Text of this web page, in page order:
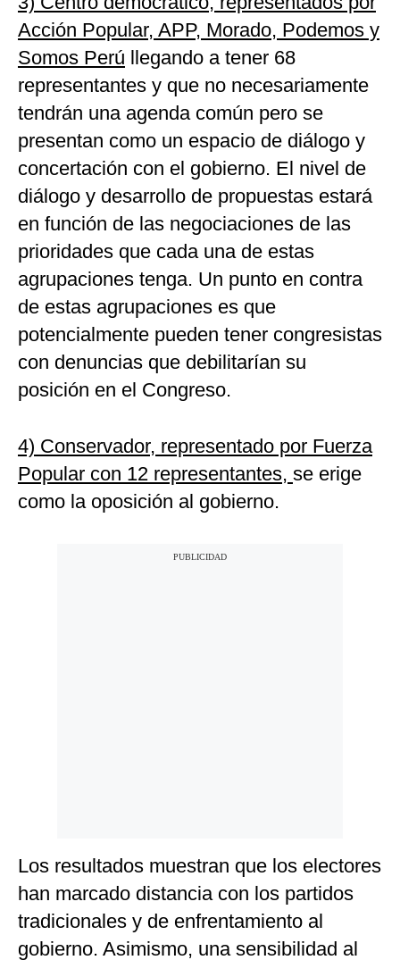
Acción Popular, APP, Morado, Podemos y
Somos Perú llegando a tener 68
representantes y que no necesariamente
tendrán una agenda común pero se
presentan como un espacio de diálogo y
concertación con el gobierno. El nivel de
diálogo y desarrollo de propuestas estará
en función de las negociaciones de las
prioridades que cada una de estas
agrupaciones tenga. Un punto en contra
de estas agrupaciones es que
potencialmente pueden tener congresistas
con denuncias que debilitarían su
posición en el Congreso.
4) Conservador, representado por Fuerza
Popular con 12 representantes, se erige
como la oposición al gobierno.
Los resultados muestran que los electores
han marcado distancia con los partidos
tradicionales y de enfrentamiento al
gobierno. Asimismo, una sensibilidad al